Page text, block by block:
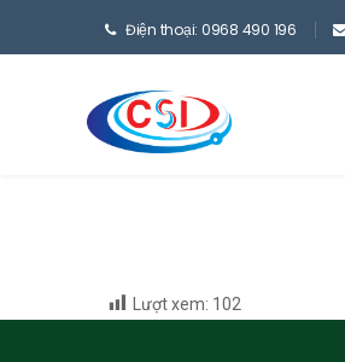
Điện thoại: 0968 490 196
Lượt xem: 102